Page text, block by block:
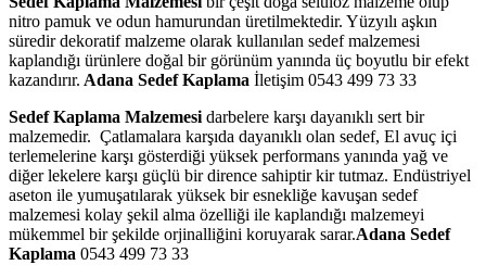
nitro pamuk ve odun hamurundan üretilmektedir. Yüzyılı aşkın
süredir dekoratif malzeme olarak kullanılan sedef malzemesi
kaplandığı ürünlere doğal bir görünüm yanında üç boyutlu bir efekt
kazandırır. Adana Sedef Kaplama İletişim 0543 499 73 33
Sedef Kaplama Malzemesi darbelere karşı dayanıklı sert bir
malzemedir. Çatlamalara karşıda dayanıklı olan sedef, El avuç içi
terlemelerine karşı gösterdiği yüksek performans yanında yağ ve
diğer lekelere karşı güçlü bir dirence sahiptir kir tutmaz. Endüstriyel
aseton ile yumuşatılarak yüksek bir esnekliğe kavuşan sedef
malzemesi kolay şekil alma özelliği ile kaplandığı malzemeyi
mükemmel bir şekilde orjinalliğini koruyarak sarar.Adana Sedef
Kaplama 0543 499 73 33